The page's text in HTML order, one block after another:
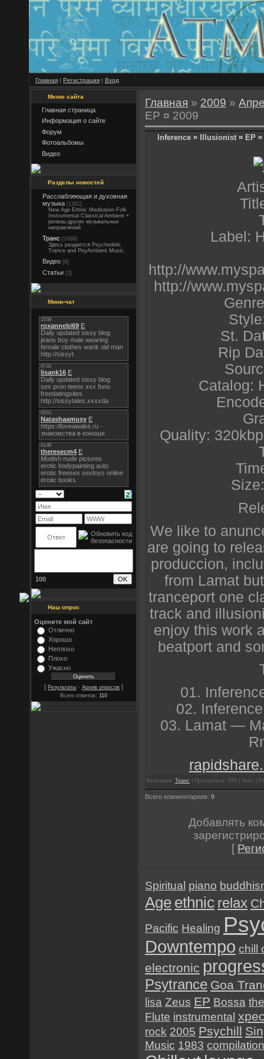
Главная | Регистрация | Вход
Меню сайта
Главная страница
Информация о сайте
Форум
Фотоальбомы
Видео
Разделы новостей
Расслабляющая и духовная
музыка [1261]
New Age Ethnic Meditation Folk
Instrumental Classical Ambient +
релизы других музыкальных
направлений
Транс [1669]
Здесь раздается Psychedelic
Trance and PsyAmbient Music.
Видео [8]
Статьи [2]
Мини-чат
100
Наш опрос
Оцените мой сайт
Отлично
Хорошо
Неплохо
Плохо
Ужасно
[ Результаты · Архив опросов ]
Всего ответов: 110
Главная » 2009 »
EP ¤ 2009
Inference ¤ Illusionist ¤ EP ¤
Label:
http://
http://
St.
Rip
Catalog:
Quality:
We like to
are going to
produccion,
from Lamat
tranceport one
track and
enjoy this work
beatport and
01.
02.
03. Lamat —
Категория: Транс | Просмотров: 533 | Теги: |
Всего комментариев: 0
Добавлять
[
Spiritual piano
Age ethnic relax
Pacific Healing
Downtempo chill
electronic
Psytrance Goa
lisa Zeus EP Bossa the
Flute instrumental
rock 2005 Psychill
Music 1983 compilation